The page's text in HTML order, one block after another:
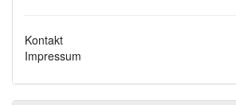
Kontakt
Impressum